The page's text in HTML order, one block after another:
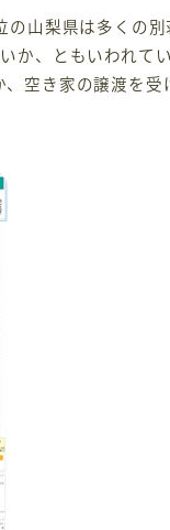
山梨県は多くの
か、ともいわれて
空き家の譲渡を